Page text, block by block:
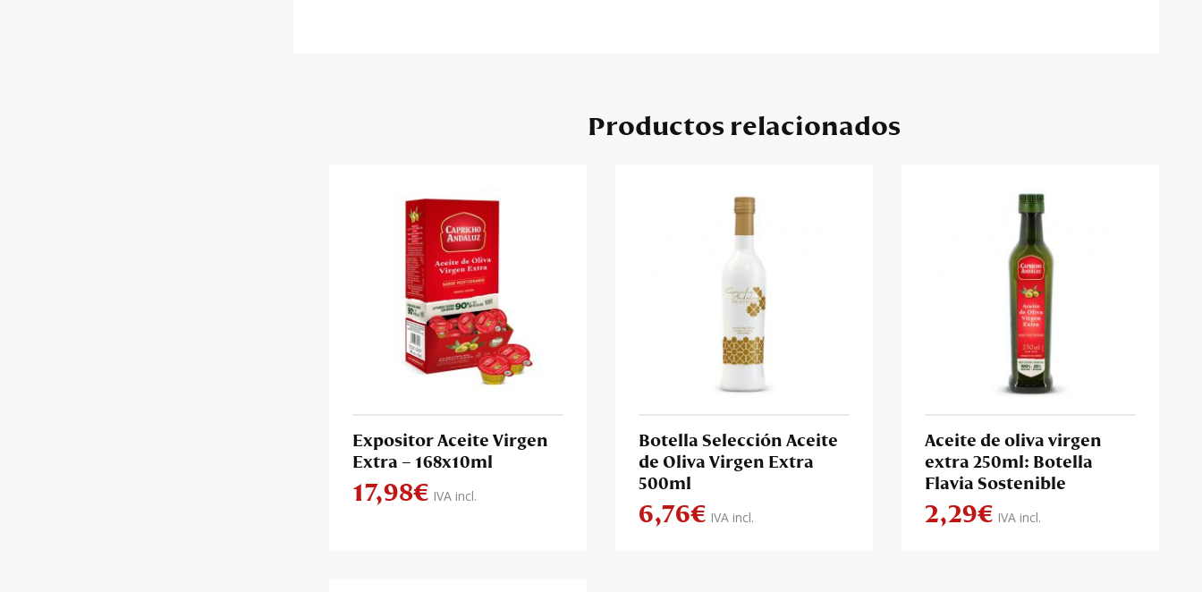
Productos relacionados
Expositor Aceite Virgen
Extra – 168x10ml
17,98€ IVA incl.
Botella Selección Aceite
de Oliva Virgen Extra
500ml
6,76€ IVA incl.
Aceite de oliva virgen
extra 250ml: Botella
Flavia Sostenible
2,29€ IVA incl.